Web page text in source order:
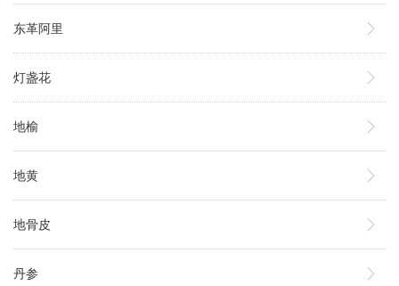
东革阿里
灯盏花
地榆
地黄
地骨皮
丹参